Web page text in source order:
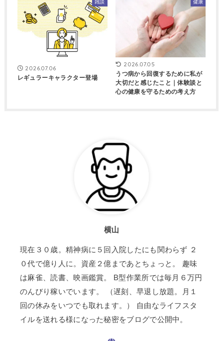
雑談
2026.07.06
レギュラーキャラクター登場
健康
2026.07.05
うつ病から回復するために私が
大切だと感じたこと｜体験談と
心の健康を守るための考え方
横山
現在３０歳。精神病に５回入院したにも関わらず ２
０代で億り人に。資産２億まであとちょっと。 趣味
は麻雀、読書、映画鑑賞。 B型作業所では毎月６万円
のんびり稼いでいます。 （遅刻、早退し放題。月１
回の休みをいつでも取れます。） 自由なライフスタ
イルを送れる様になった秘密をブログで公開中。